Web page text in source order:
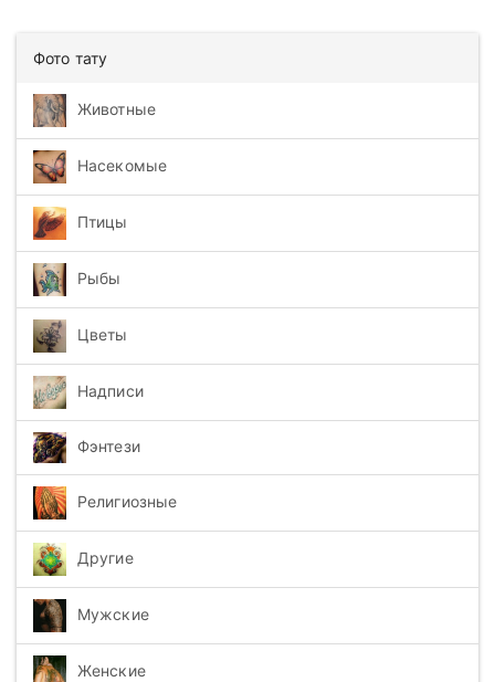
Фото тату
Животные
Насекомые
Птицы
Рыбы
Цветы
Надписи
Фэнтези
Религиозные
Другие
Мужские
Женские